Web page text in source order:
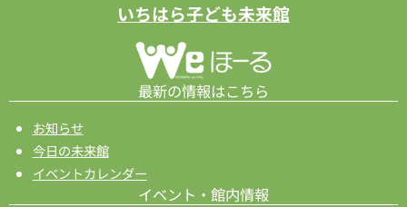
いちはら子ども未来館
最新の情報はこちら
お知らせ
今日の未来館
イベントカレンダー
イベント・館内情報